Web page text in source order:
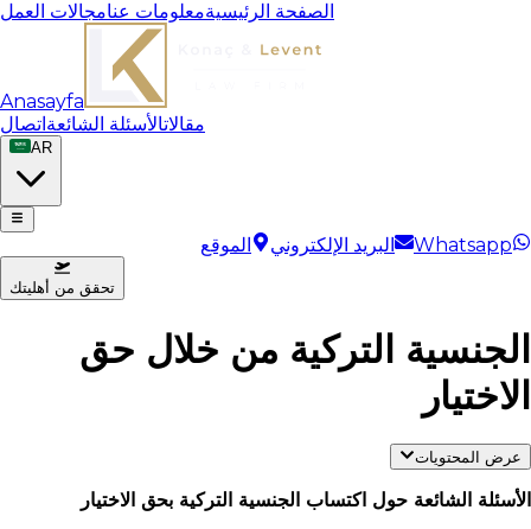
الصفحة الرئيسيةمعلومات عنامجالات العمل
Anasayfa
مقالاتالأسئلة الشائعةاتصال
AR
Whatsapp البريد الإلكتروني الموقع
تحقق من أهليتك
الجنسية التركية من خلال حق
الاختيار
عرض المحتويات
الأسئلة الشائعة حول اكتساب الجنسية التركية بحق الاختيار